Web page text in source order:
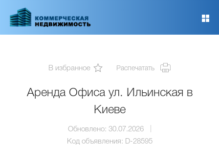
основному
В избранное Распечатать
Аренда Офиса ул. Ильинская в
Киеве
Обновлено: 30.07.2026
Код объявления: D-28595